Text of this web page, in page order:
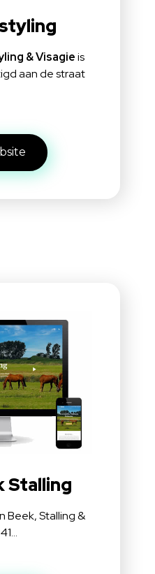
& Visagieis
aan de straat
Stalling
Beek, Stalling &